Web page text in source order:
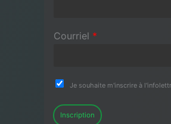
Courriel *
Je souhaite m'inscrire à
Inscription